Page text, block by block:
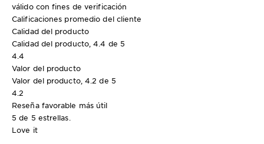
válido con fines de verificación
Calificaciones promedio del cliente
Calidad del producto
Calidad del producto, 4.4 de 5
4.4
Valor del producto
Valor del producto, 4.2 de 5
4.2
Reseña favorable más útil
5 de 5 estrellas.
Love it